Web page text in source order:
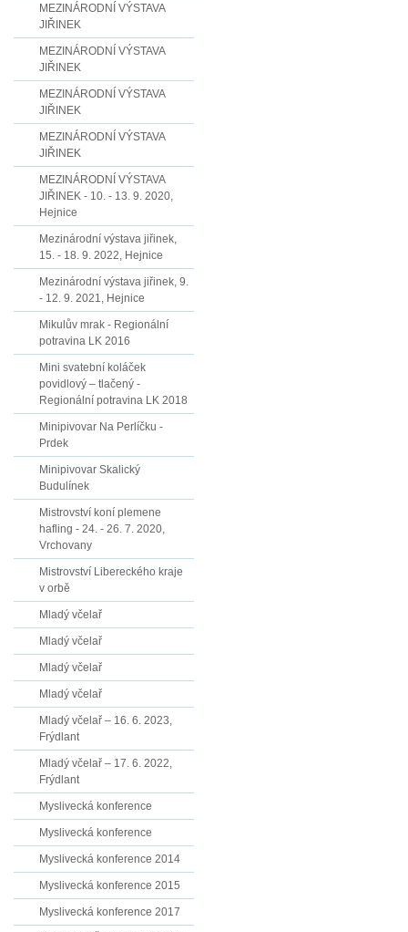
MEZINÁRODNÍ VÝSTAVA
JIŘINEK
MEZINÁRODNÍ VÝSTAVA
JIŘINEK
MEZINÁRODNÍ VÝSTAVA
JIŘINEK
MEZINÁRODNÍ VÝSTAVA
JIŘINEK
MEZINÁRODNÍ VÝSTAVA
JIŘINEK - 10. - 13. 9. 2020,
Hejnice
Mezinárodní výstava jiřinek,
15. - 18. 9. 2022, Hejnice
Mezinárodní výstava jiřinek, 9.
- 12. 9. 2021, Hejnice
Mikulův mrak - Regionální
potravina LK 2016
Mini svatební koláček
povidlový – tlačený -
Regionální potravina LK 2018
Minipivovar Na Perlíčku -
Prdek
Minipivovar Skalický
Budulínek
Mistrovství koní plemene
hafling - 24. - 26. 7. 2020,
Vrchovany
Mistrovství Libereckého kraje
v orbě
Mladý včelař
Mladý včelař
Mladý včelař
Mladý včelař
Mladý včelař – 16. 6. 2023,
Frýdlant
Mladý včelař – 17. 6. 2022,
Frýdlant
Myslivecká konference
Myslivecká konference
Myslivecká konference 2014
Myslivecká konference 2015
Myslivecká konference 2017